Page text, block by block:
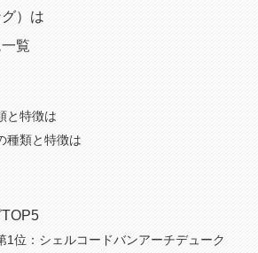
）は
覧
と特徴は
種類と特徴は
位：シェルコードバンアーチデューク